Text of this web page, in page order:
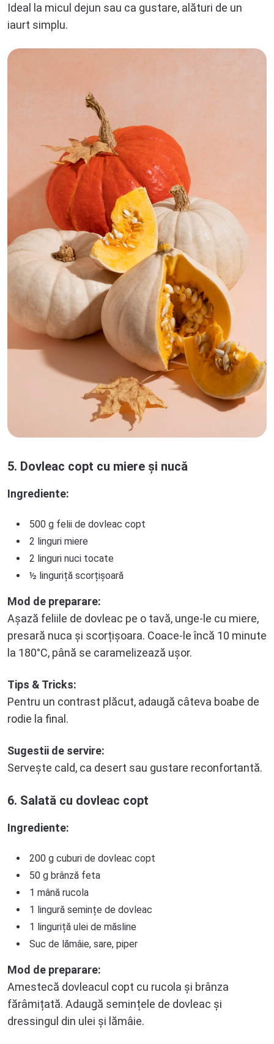
Ideal la micul dejun sau ca gustare, alături de un
iaurt simplu.
5. Dovleac copt cu miere și nucă
Ingrediente:
500 g felii de dovleac copt
2 linguri miere
2 linguri nuci tocate
½ linguriță scorțișoară
Mod de preparare:
Așază feliile de dovleac pe o tavă, unge-le cu miere,
presară nuca și scorțișoara. Coace-le încă 10 minute
la 180°C, până se caramelizează ușor.
Tips & Tricks:
Pentru un contrast plăcut, adaugă câteva boabe de
rodie la final.
Sugestii de servire:
Servește cald, ca desert sau gustare reconfortantă.
6. Salată cu dovleac copt
Ingrediente:
200 g cuburi de dovleac copt
50 g brânză feta
1 mână rucola
1 lingură semințe de dovleac
1 linguriță ulei de măsline
Suc de lămâie, sare, piper
Mod de preparare:
Amestecă dovleacul copt cu rucola și brânza
fărâmițată. Adaugă semințele de dovleac și
dressingul din ulei și lămâie.